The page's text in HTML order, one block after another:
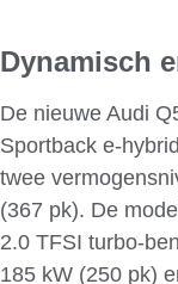
Dynamisch
De nieuwe Audi
Sportback e-
twee
(367 pk). De
2.0 TFSI turbo-
185 kW (250 pk)